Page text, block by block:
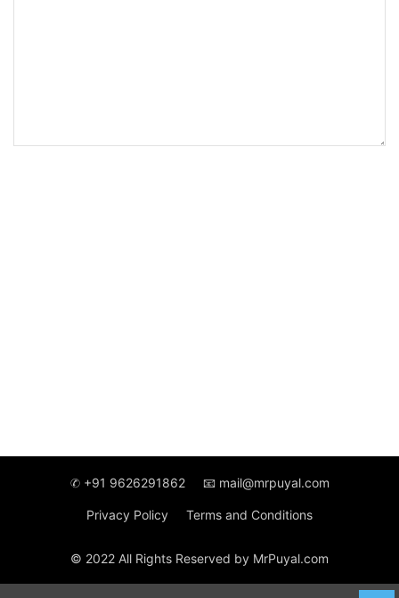
✆ +91 9626291862 📧 mail@mrpuyal.com
Privacy Policy Terms and Conditions
© 2022 All Rights Reserved by MrPuyal.com